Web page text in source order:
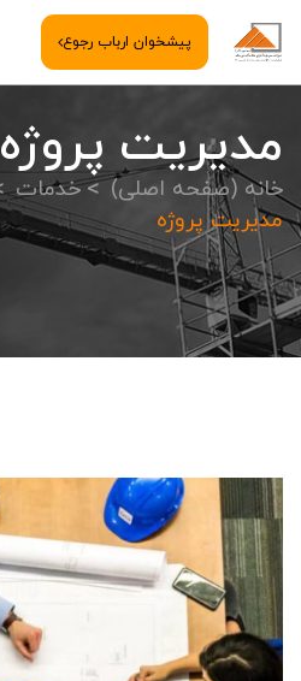
پیشخوان ارباب رجوع
مدیریت پروژه
خانه (صفحه اصلی) خدمات
مدیریت پروژه